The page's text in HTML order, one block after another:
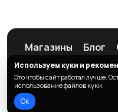
Юриспруденция
Магазины Блог
Служба поддержки
© 2026 ListAd
Используем куки и
Это чтобы сайт работал лучше.
использование файлов куки.
Ок